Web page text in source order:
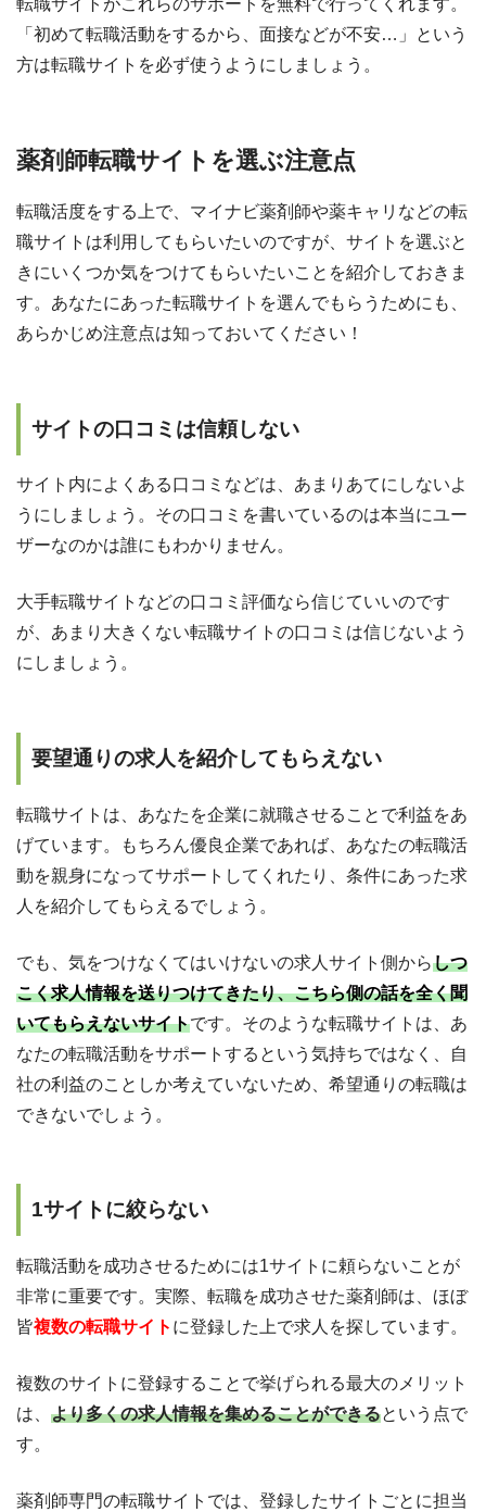
転職サイトがこれらのサポートを無料で行ってくれます。
「初めて転職活動をするから、面接などが不安…」という
方は転職サイトを必ず使うようにしましょう。
薬剤師転職サイトを選ぶ注意点
転職活度をする上で、マイナビ薬剤師や薬キャリなどの転
職サイトは利用してもらいたいのですが、サイトを選ぶと
きにいくつか気をつけてもらいたいことを紹介しておきま
す。あなたにあった転職サイトを選んでもらうためにも、
あらかじめ注意点は知っておいてください！
サイトの口コミは信頼しない
サイト内によくある口コミなどは、あまりあてにしないよ
うにしましょう。その口コミを書いているのは本当にユー
ザーなのかは誰にもわかりません。
大手転職サイトなどの口コミ評価なら信じていいのです
が、あまり大きくない転職サイトの口コミは信じないよう
にしましょう。
要望通りの求人を紹介してもらえない
転職サイトは、あなたを企業に就職させることで利益をあ
げています。もちろん優良企業であれば、あなたの転職活
動を親身になってサポートしてくれたり、条件にあった求
人を紹介してもらえるでしょう。
でも、気をつけなくてはいけないの求人サイト側からしつ
こく求人情報を送りつけてきたり、こちら側の話を全く聞
いてもらえないサイトです。そのような転職サイトは、あ
なたの転職活動をサポートするという気持ちではなく、自
社の利益のことしか考えていないため、希望通りの転職は
できないでしょう。
1サイトに絞らない
転職活動を成功させるためには1サイトに頼らないことが
非常に重要です。実際、転職を成功させた薬剤師は、ほぼ
皆複数の転職サイト に登録した上で求人を探しています。
複数のサイトに登録することで挙げられる最大のメリット
は、 より多くの求人情報を集めることができるという点で
す。
薬剤師専門の転職サイトでは、登録したサイトごとに担当